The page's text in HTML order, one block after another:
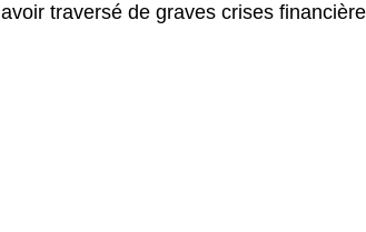
avoir traversé de graves crises